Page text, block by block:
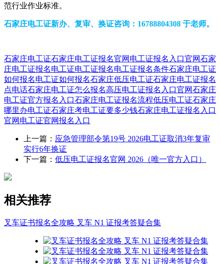
范行业作业标准。
石家庄电工证新办、复审、换证咨询：16788804308 于老师。
石家庄电工证石家庄电工证报名官网 电工证报名入口官网石家
庄电工证报名电工证电工证报名电工证报名条件石家庄电工证
如何报名电工证如何报名石家庄低压电工证石家庄电工证报名
点电话石家庄电工证怎么报名高压电工证报名入口官网石家庄
电工证官方报名入口石家庄电工证报名流程低压电工证石家庄
哪里办电工证石家庄考电工证要多少钱石家庄电工证报名入口
官网 电工证官网报名入口
上一篇： 应急管理部令第19号 2026电工证取消3年复审
实行6年换证
下一篇： 低压电工证报名官网 2026（唯一官方入口）
相关推荐
叉车证书报名全攻略 叉车 N1 证报考答疑合集